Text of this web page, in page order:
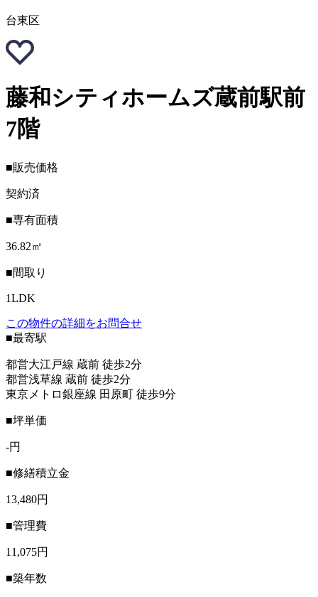
台東区
藤和シティホームズ蔵前駅前
7階
■販売価格
契約済
■専有面積
36.82㎡
■間取り
1LDK
この物件の詳細をお問合せ
■最寄駅
都営大江戸線 蔵前 徒歩2分
都営浅草線 蔵前 徒歩2分
東京メトロ銀座線 田原町 徒歩9分
■坪単価
-円
■修繕積立金
13,480円
■管理費
11,075円
■築年数